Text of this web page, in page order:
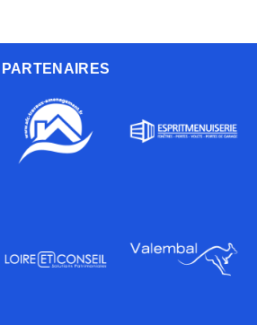
PARTENAIRES